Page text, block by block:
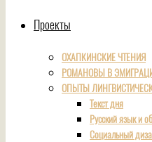
Проекты
ОХАПКИНСКИЕ ЧТЕНИЯ
РОМАНОВЫ В
ОПЫТЫ
Текст дня
Русский язык и
Социальный